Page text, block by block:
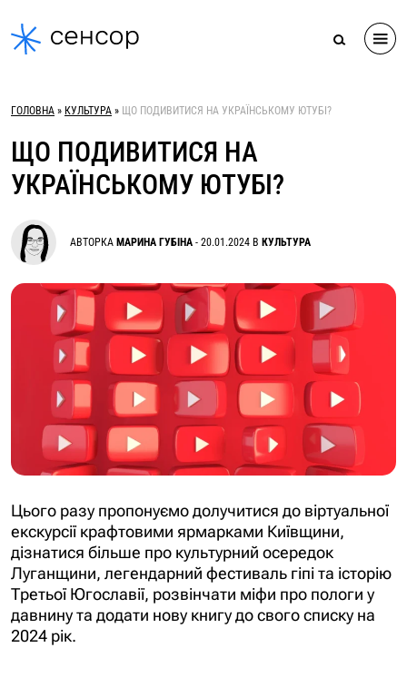
to
content
ГОЛОВНА » КУЛЬТУРА » ЩО ПОДИВИТИСЯ НА УКРАЇНСЬКОМУ ЮТУБІ?
ЩО ПОДИВИТИСЯ НА
УКРАЇНСЬКОМУ ЮТУБІ?
АВТОРКА МАРИНА ГУБІНА - 20.01.2024 В КУЛЬТУРА
Цього разу пропонуємо долучитися до віртуальної
екскурсії крафтовими ярмарками Київщини,
дізнатися більше про культурний осередок
Луганщини, легендарний фестиваль гіпі та історію
Третьої Югославії, розвінчати міфи про пологи у
давнину та додати нову книгу до свого списку на
2024 рік.